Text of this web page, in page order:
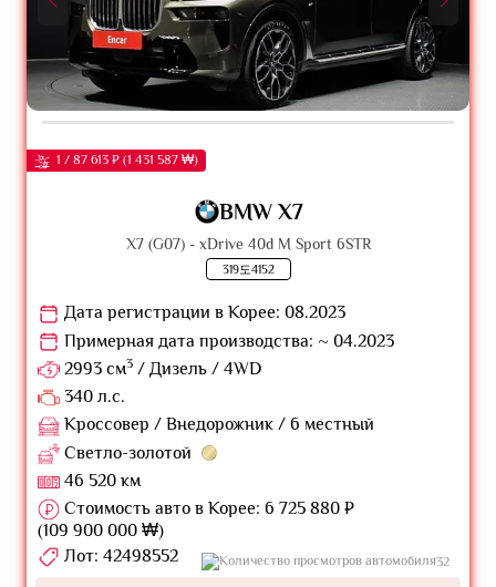
1 / 87 613 ₽ (1 431 587 ₩)
BMW X7
X7 (G07) - xDrive 40d M Sport 6STR
319도4152
Дата регистрации в Корее: 08.2023
Примерная дата производства: ~ 04.2023
2993 см3 / Дизель / 4WD
340 л.с.
Кроссовер / Внедорожник / 6 местный
Светло-золотой
46 520 км
Стоимость авто в Корее: 6 725 880 ₽
(109 900 000 ₩)
Лот: 42498552
32